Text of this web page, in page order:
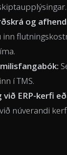
og
inn
í TMS.
ERP-kerfi
núverandi